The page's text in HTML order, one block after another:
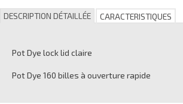
DESCRIPTION DÉTAILLÉE CARACTERISTIQUES
Pot Dye lock lid claire
Pot Dye 160 billes à ouverture rapide